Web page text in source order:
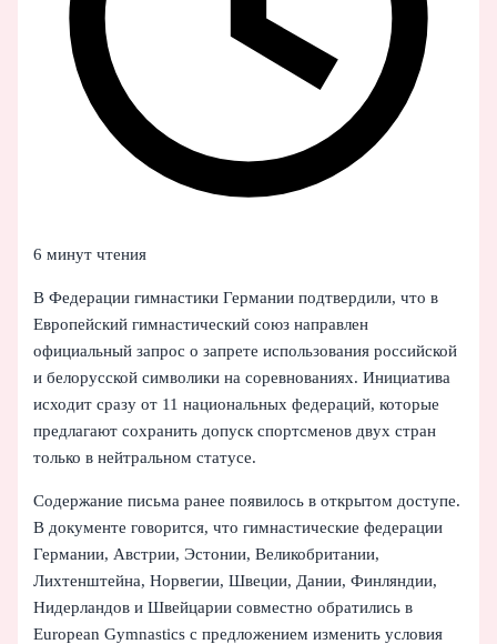
6 минут чтения
В Федерации гимнастики Германии подтвердили, что в
Европейский гимнастический союз направлен
официальный запрос о запрете использования российской
и белорусской символики на соревнованиях. Инициатива
исходит сразу от 11 национальных федераций, которые
предлагают сохранить допуск спортсменов двух стран
только в нейтральном статусе.
Содержание письма ранее появилось в открытом доступе.
В документе говорится, что гимнастические федерации
Германии, Австрии, Эстонии, Великобритании,
Лихтенштейна, Норвегии, Швеции, Дании, Финляндии,
Нидерландов и Швейцарии совместно обратились в
European Gymnastics с предложением изменить условия